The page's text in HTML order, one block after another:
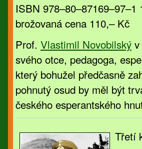
ISBN
brožovaná cena 110,– Kč
Prof. Vlastimil Novobilský
svého otce, pedagoga,
který bohužel předčasně
pohnutý osud by měl být
českého esperantského
Třetí